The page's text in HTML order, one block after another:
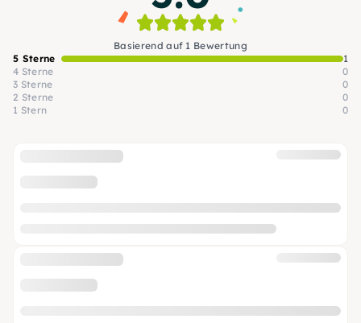
Basierend auf 1 Bewertung
5 Sterne
1
4 Sterne
0
3 Sterne
0
2 Sterne
0
1 Stern
0